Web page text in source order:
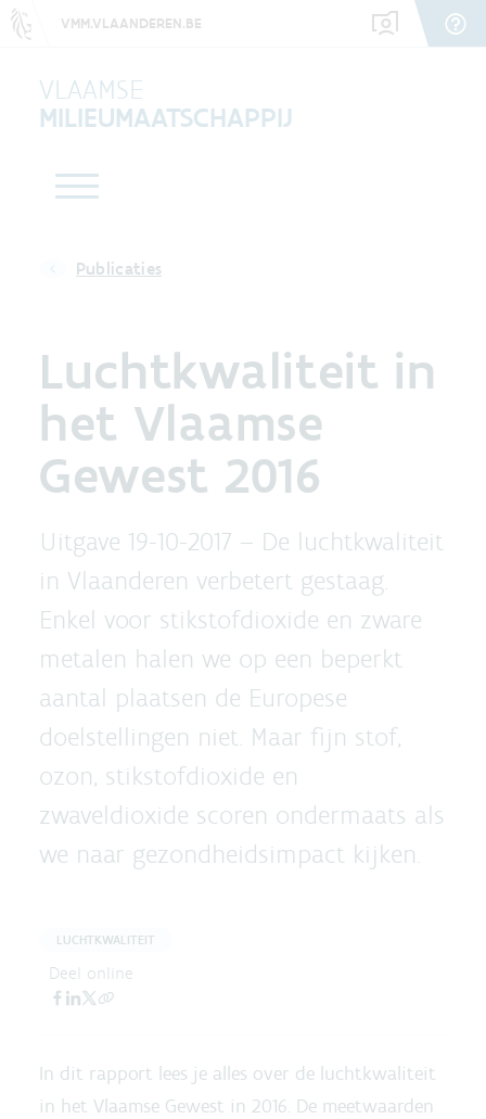
VMM.VLAANDEREN.BE
VLAAMSE
MILIEUMAATSCHAPPIJ
Publicaties
Luchtkwaliteit in
het Vlaamse
Gewest 2016
Uitgave 19-10-2017 – De luchtkwaliteit
in Vlaanderen verbetert gestaag.
Enkel voor stikstofdioxide en zware
metalen halen we op een beperkt
aantal plaatsen de Europese
doelstellingen niet. Maar fijn stof,
ozon, stikstofdioxide en
zwaveldioxide scoren ondermaats als
we naar gezondheidsimpact kijken.
LUCHTKWALITEIT
Deel online
In dit rapport lees je alles over de luchtkwaliteit
in het Vlaamse Gewest in 2016. De meetwaarden